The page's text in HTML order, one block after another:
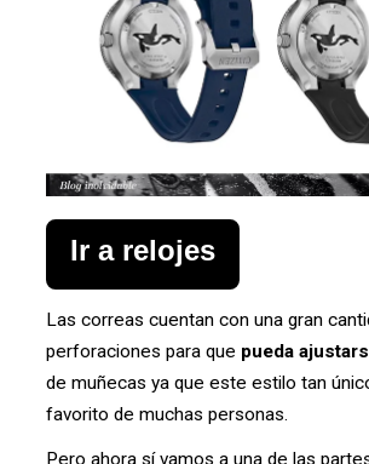
Ir a relojes
Las correas cuentan con una gran
perforaciones para que pueda
de muñecas ya que este estilo tan
favorito de muchas personas.
Pero ahora sí vamos a una de las